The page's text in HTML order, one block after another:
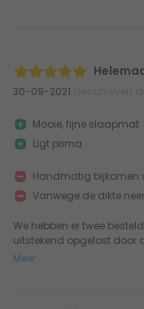
30-09-2021
We hebben er twee
uitstekend opgelost door
Meer
Mooie, fijne slaapmat
Ligt prima
Handmatig bijkomen
Vanwege de dikte